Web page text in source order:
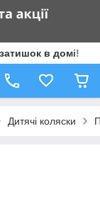
в домі!
Дитячі коляски